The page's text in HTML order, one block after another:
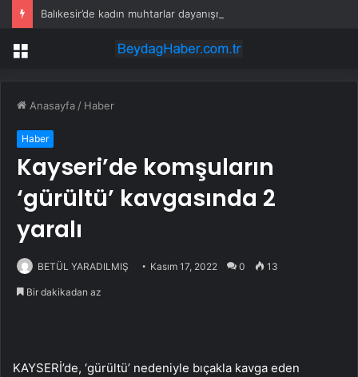
Balıkesir’de kadın muhtarlar dayanışma kahvaltısında
Menü
Anasayfa / Haber
Haber
Kayseri’de komşuların
‘gürültü’ kavgasında 2
yaralı
BETÜL YARADILMIŞ Kasım 17, 2022 0 13
Bir dakikadan az
KAYSERİ’de, ‘gürültü’ nedeniyle bıçakla kavga eden